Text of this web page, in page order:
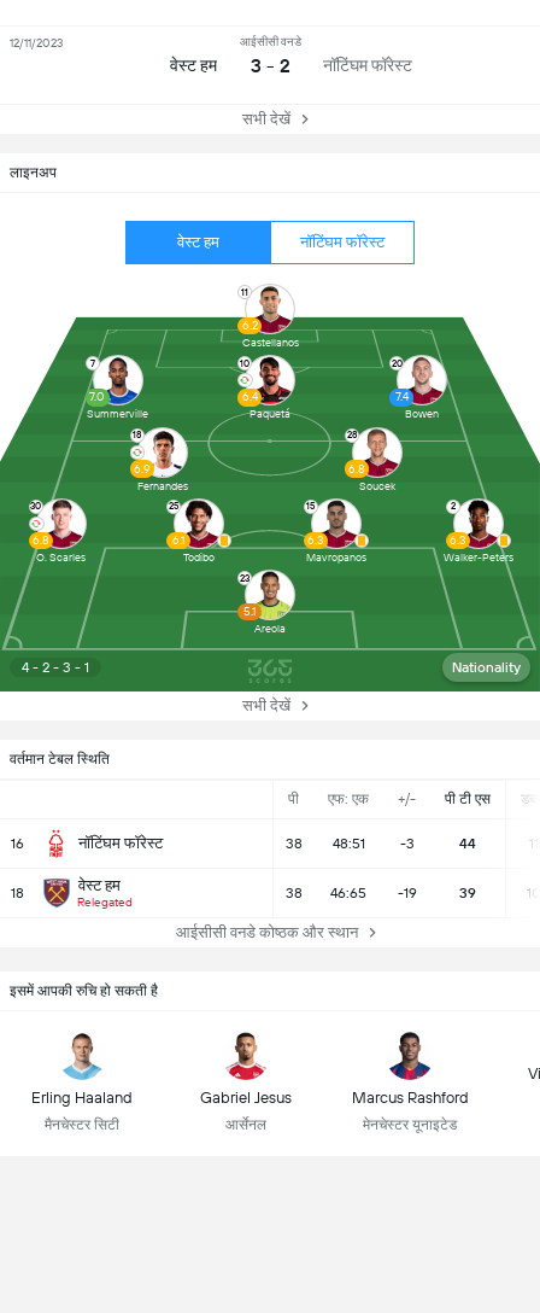
वर्तमान टेबल स्थिति
पी एफ: एक +/- पी टी एस
16 नॉटिंघम फॉरेस्ट 38 48:51 -3 44 11
18 वेस्ट हम
Relegated
38 46:65 -19 39 10
आईसीसी वनडे कोष्ठक और स्थान
लाइनअप
वेस्ट हम नॉटिंघम फॉरेस्ट
4 - 2 - 3 - 1 Nationality
23
5.1
Areola
30
6.8
O. Scarles
25
6.1
Todibo
15
6.3
Mavropanos
2
6.3
Walker-Peters
18
6.9
Fernandes
28
6.8
Soucek
7
7.0
Summerville
10
6.4
Paquetá
20
7.4
Bowen
11
6.2
Castellanos
सभी देखें
वेस्ट हम
आईसीसी वनडे
3 - 2 नॉटिंघम फॉरेस्ट
12/11/2023
सभी देखें
इसमें आपकी रुचि हो सकती है
Erling Haaland
मैनचेस्टर सिटी
Gabriel Jesus
आर्सेनल
Marcus Rashford
मेनचेस्टर यूनाइटेड